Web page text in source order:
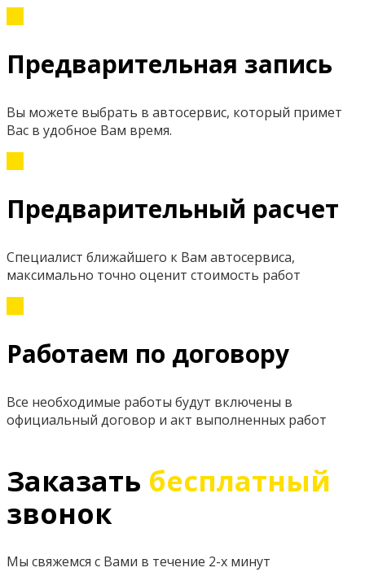
Предварительная запись
Вы можете выбрать в автосервис, который примет
Вас в удобное Вам время.
Предварительный расчет
Специалист ближайшего к Вам автосервиса,
максимально точно оценит стоимость работ
Работаем по договору
Все необходимые работы будут включены в
официальный договор и акт выполненных работ
Заказать бесплатный
звонок
Мы свяжемся с Вами в течение 2-х минут